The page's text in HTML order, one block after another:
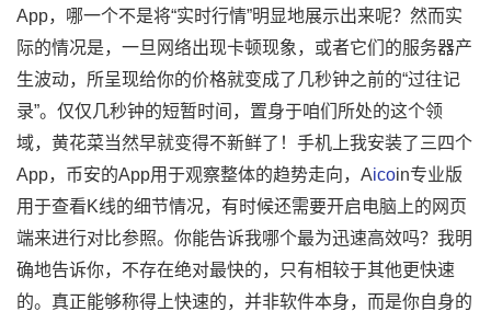
App，哪一个不是将“实时行情”明显地展示出来呢？然而实
际的情况是，一旦网络出现卡顿现象，或者它们的服务器产
生波动，所呈现给你的价格就变成了几秒钟之前的“过往记
录”。仅仅几秒钟的短暂时间，置身于咱们所处的这个领
域，黄花菜当然早就变得不新鲜了！手机上我安装了三四个
App，币安的App用于观察整体的趋势走向，Aicoin专业版
用于查看K线的细节情况，有时候还需要开启电脑上的网页
端来进行对比参照。你能告诉我哪个最为迅速高效吗？我明
确地告诉你，不存在绝对最快的，只有相较于其他更快速
的。真正能够称得上快速的，并非软件本身，而是你自身的